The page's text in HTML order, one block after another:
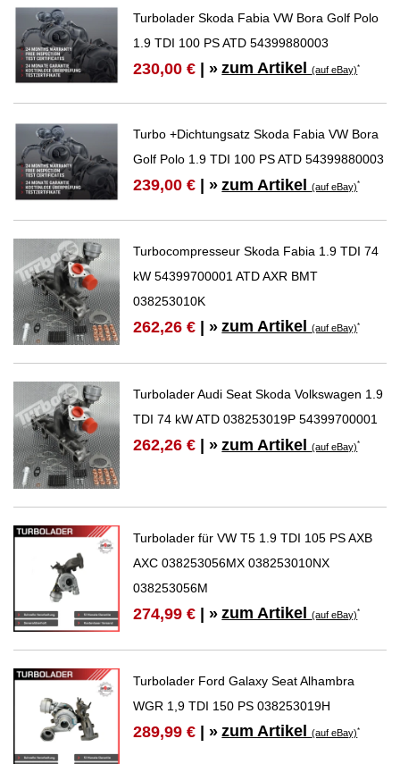
Turbolader Skoda Fabia VW Bora Golf Polo
1.9 TDI 100 PS ATD 54399880003
230,00 € | » zum Artikel(auf eBay)*
Turbo +Dichtungsatz Skoda Fabia VW Bora
Golf Polo 1.9 TDI 100 PS ATD 54399880003
239,00 € | » zum Artikel(auf eBay)*
Turbocompresseur Skoda Fabia 1.9 TDI 74
kW 54399700001 ATD AXR BMT
038253010K
262,26 € | » zum Artikel(auf eBay)*
Turbolader Audi Seat Skoda Volkswagen 1.9
TDI 74 kW ATD 038253019P 54399700001
262,26 € | » zum Artikel(auf eBay)*
Turbolader für VW T5 1.9 TDI 105 PS AXB
AXC 038253056MX 038253010NX
038253056M
274,99 € | » zum Artikel(auf eBay)*
Turbolader Ford Galaxy Seat Alhambra
WGR 1,9 TDI 150 PS 038253019H
289,99 € | » zum Artikel(auf eBay)*